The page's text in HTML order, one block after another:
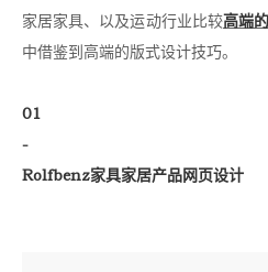
家居家具、以及运动行业比较高端
中借鉴到高端的版式设计技巧。
01
-
Rolfbenz家具家居产品网页设计